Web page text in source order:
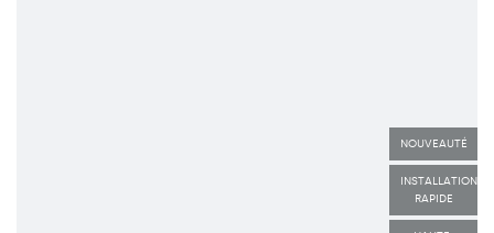
NOUVEAUTÉ
INSTALLATION
RAPIDE